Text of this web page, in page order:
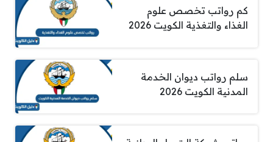
كم رواتب تخصص علوم
الغذاء والتغذية الكويت 2026
سلم رواتب ديوان الخدمة
المدنية الكويت 2026